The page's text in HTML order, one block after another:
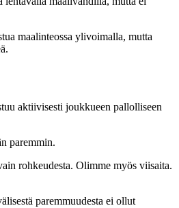
maalinteossa ylivoimalla, mutta
aktiivisesti joukkueen pallolliseen
paremmin.
rohkeudesta. Olimme myös viisaita.
paremmuudesta ei ollut